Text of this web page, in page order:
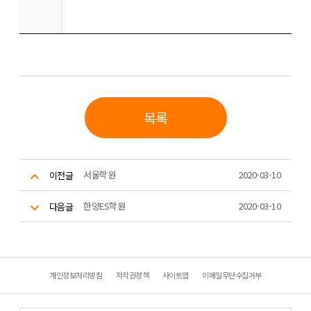
목록
이전글 서울학원 2020-03-10
다음글 한양ES학원 2020-03-10
개인정보처리방침 저작권정책 사이트맵 이메일무단수집거부